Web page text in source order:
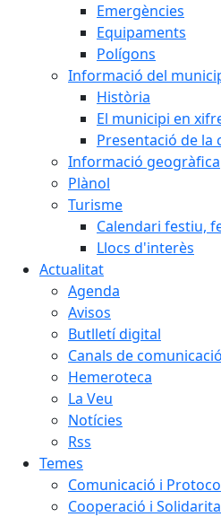
Emergències
Equipaments
Polígons
Informació del
Història
El municipi en
Presentació de la
Informació geogràfica
Plànol
Turisme
Calendari festiu,
Llocs d'interès
Actualitat
Agenda
Avisos
Butlletí digital
Canals de comunicació
Hemeroteca
La Veu
Notícies
Rss
Temes
Comunicació i
Cooperació i